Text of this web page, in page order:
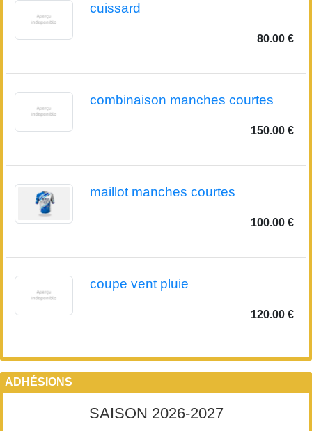
cuissard
80.00 €
combinaison manches courtes
150.00 €
maillot manches courtes
100.00 €
coupe vent pluie
120.00 €
ADHÉSIONS
SAISON 2026-2027